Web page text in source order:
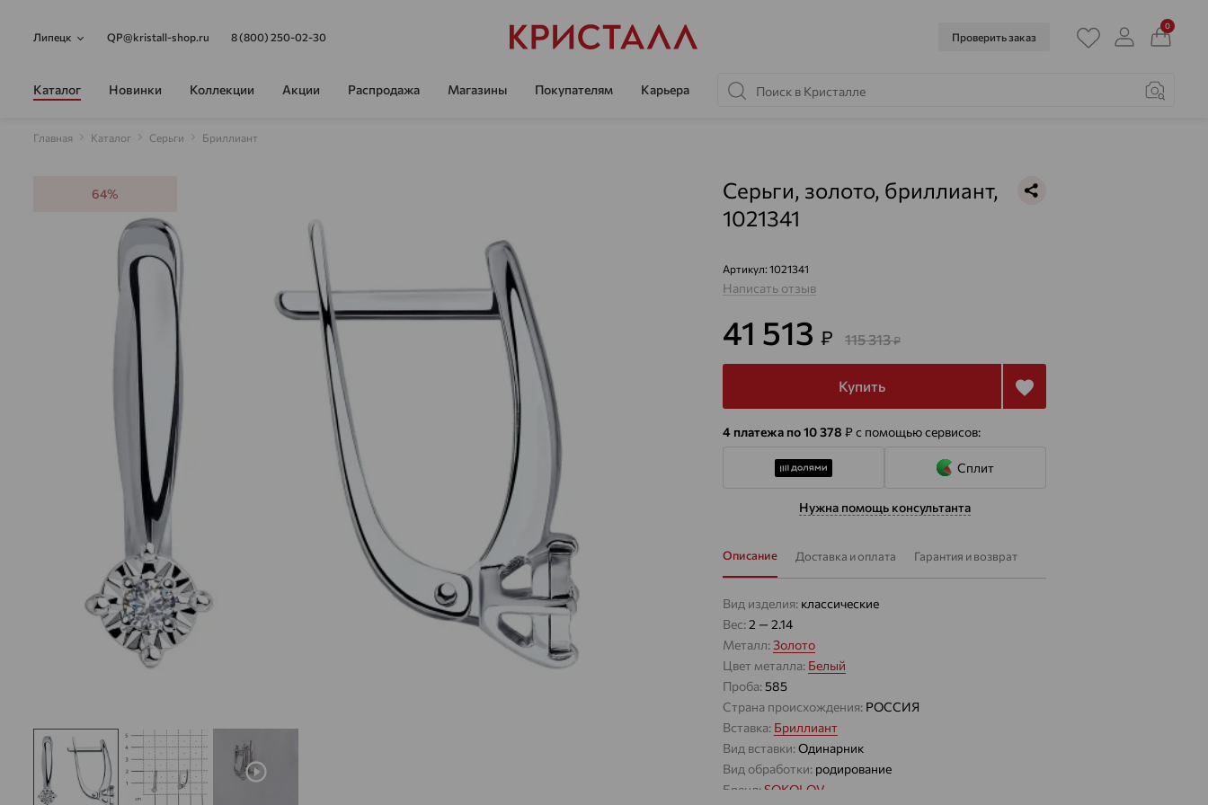
Липецк QP@kristall-shop.ru 8 (800) 250-02-30 Проверить заказ
0
Каталог Новинки Коллекции Акции Распродажа Магазины Покупателям Карьера
Главная Каталог Серьги Бриллиант
64%
Серьги, золото, бриллиант,
1021341
Артикул: 1021341
Написать отзыв
41 513 ₽ 115 313₽
Купить
4 платежа по 10 378 ₽с помощью сервисов:
Сплит
Нужна помощь консультанта
Описание Доставка и оплата Гарантия и возврат
Вид изделия: классические
Вес:2 — 2.14
Металл:Золото
Цвет металла: Белый
Проба:585
Страна происхождения: РОССИЯ
Вставка: Бриллиант
Вид вставки:Одинарник
Вид обработки: родирование
Бренд:SOKOLOV